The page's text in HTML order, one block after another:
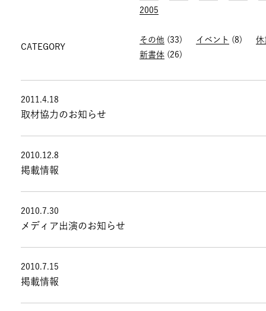
2005
CATEGORY
その他 (33) イベント (8)
休
新書体 (26)
2011.4.18
取材協力のお知らせ
2010.12.8
掲載情報
2010.7.30
メディア出演のお知らせ
2010.7.15
掲載情報